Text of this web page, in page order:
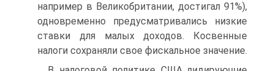
например в Великобритании, достигал 91%),
одновременно предусматривались низкие
ставки для малых доходов. Косвенные
налоги сохраняли свое фискальное значение.